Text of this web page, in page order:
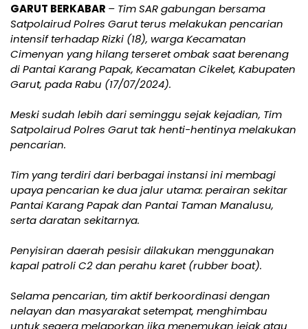
GARUT BERKABAR – Tim SAR gabungan bersama
Satpolairud Polres Garut terus melakukan pencarian
intensif terhadap Rizki (18), warga Kecamatan
Cimenyan yang hilang terseret ombak saat berenang
di Pantai Karang Papak, Kecamatan Cikelet, Kabupaten
Garut, pada Rabu (17/07/2024).
Meski sudah lebih dari seminggu sejak kejadian, Tim
Satpolairud Polres Garut tak henti-hentinya melakukan
pencarian.
Tim yang terdiri dari berbagai instansi ini membagi
upaya pencarian ke dua jalur utama: perairan sekitar
Pantai Karang Papak dan Pantai Taman Manalusu,
serta daratan sekitarnya.
Penyisiran daerah pesisir dilakukan menggunakan
kapal patroli C2 dan perahu karet (rubber boat).
Selama pencarian, tim aktif berkoordinasi dengan
nelayan dan masyarakat setempat, menghimbau
untuk segera melaporkan jika menemukan jejak atau